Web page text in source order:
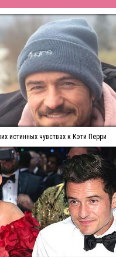
истинных чувствах к Кэти Перри